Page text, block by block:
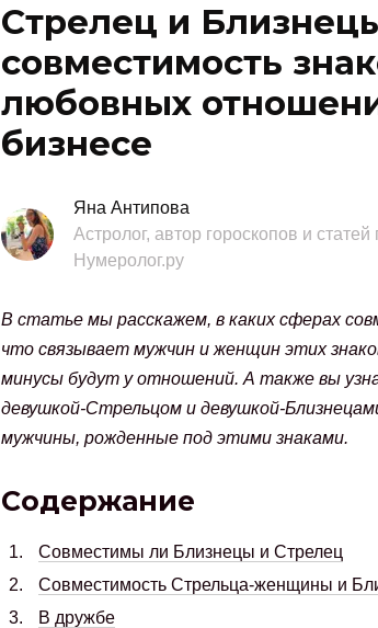
Стрелец и
совместимость
любовных
бизнесе
Яна Антипова
Астролог, автор гороскопов и статей
Нумеролог.ру
В статье мы расскажем, в каких сферах
что связывает мужчин и женщин этих
минусы будут у отношений. А также вы
девушкой-Стрельцом и девушкой-
мужчины, рожденные под этими знаками.
Содержание
Совместимы ли Близнецы и Стрелец
Совместимость Стрельца-женщины и
В дружбе